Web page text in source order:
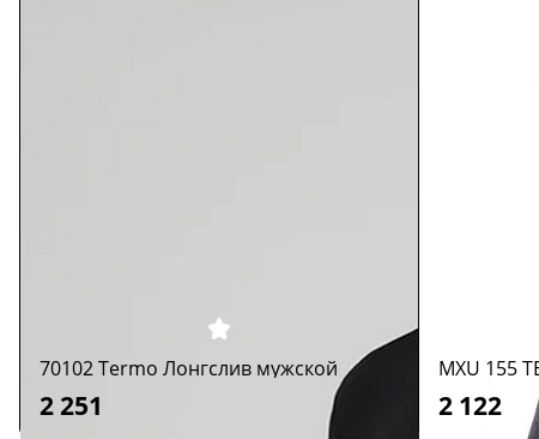
70102 Termo Лонгслив мужской
2 251
MXU 155
2 122